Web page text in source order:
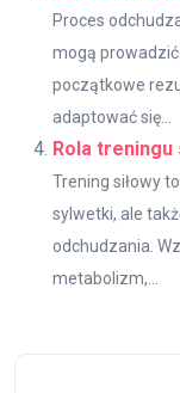
Proces
mogą
początkowe
adaptować się...
Rola treningu
Trening siłowy
sylwetki, ale
odchudzania.
metabolizm,...